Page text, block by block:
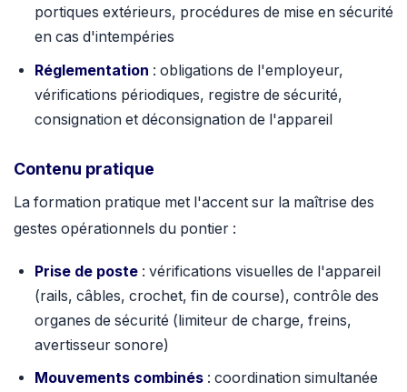
portiques extérieurs, procédures de mise en sécurité
en cas d'intempéries
Réglementation : obligations de l'employeur,
vérifications périodiques, registre de sécurité,
consignation et déconsignation de l'appareil
Contenu pratique
La formation pratique met l'accent sur la maîtrise des
gestes opérationnels du pontier :
Prise de poste: vérifications visuelles de l'appareil
(rails, câbles, crochet, fin de course), contrôle des
organes de sécurité (limiteur de charge, freins,
avertisseur sonore)
Mouvements combinés: coordination simultanée